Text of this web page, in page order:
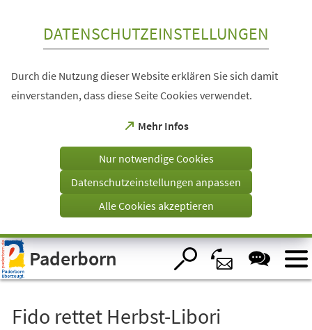
Visuelle
Assistenzsoftware
öffnen.
DATENSCHUTZEINSTELLUNGEN
Durch die Nutzung dieser Website erklären Sie sich damit
einverstanden, dass diese Seite Cookies verwendet.
Mehr Infos
(Öffnet
einem
Tab)
Nur notwendige Cookies
Datenschutzeinstellungen anpassen
Alle Cookies akzeptieren
Paderborn
Fido rettet Herbst-Libori